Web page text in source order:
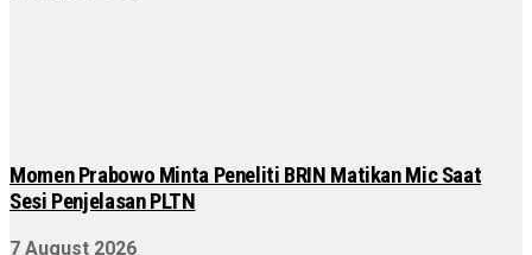
Momen Prabowo Minta Peneliti BRIN Matikan Mic Saat
Sesi Penjelasan PLTN
7 August 2026